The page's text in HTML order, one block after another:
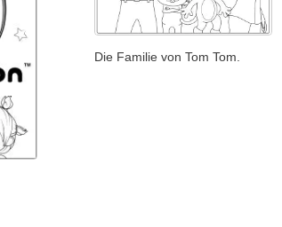
Die Familie von Tom Tom.